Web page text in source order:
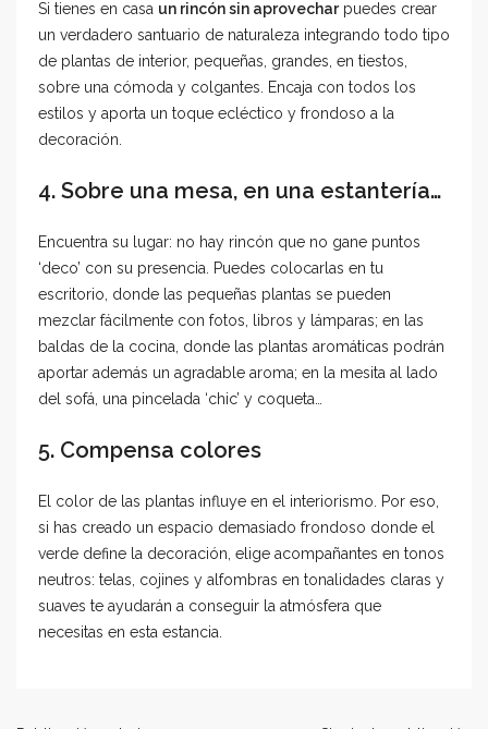
Si tienes en casa un rincón sin aprovecharpuedes crear
un verdadero santuario de naturaleza integrando todo tipo
de plantas de interior, pequeñas, grandes, en tiestos,
sobre una cómoda y colgantes. Encaja con todos los
estilos y aporta un toque ecléctico y frondoso a la
decoración.
4. Sobre una mesa, en una estantería…
Encuentra su lugar: no hay rincón que no gane puntos
‘deco’ con su presencia. Puedes colocarlas en tu
escritorio, donde las pequeñas plantas se pueden
mezclar fácilmente con fotos, libros y lámparas; en las
baldas de la cocina, donde las plantas aromáticas podrán
aportar además un agradable aroma; en la mesita al lado
del sofá, una pincelada ‘chic’ y coqueta…
5. Compensa colores
El color de las plantas influye en el interiorismo. Por eso,
si has creado un espacio demasiado frondoso donde el
verde define la decoración, elige acompañantes en tonos
neutros: telas, cojines y alfombras en tonalidades claras y
suaves te ayudarán a conseguir la atmósfera que
necesitas en esta estancia.